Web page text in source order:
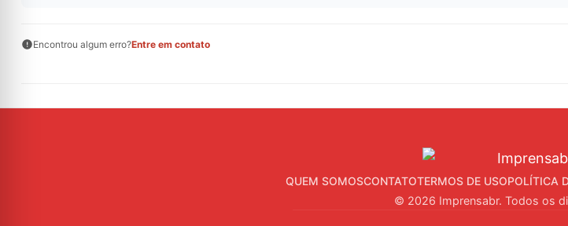
Encontrou algum erro?Entre em contato
QUEM SOMOSCONTATOTERMOS DE USOPOLÍTICA
© 2026 Imprensabr. Todos os